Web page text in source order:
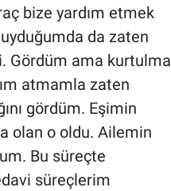
bize yardım etmek
da zaten
Gördüm ama kurtulma
atmamla zaten
gördüm. Eşimin
olan o oldu. Ailemin
Bu süreçte
süreçlerim